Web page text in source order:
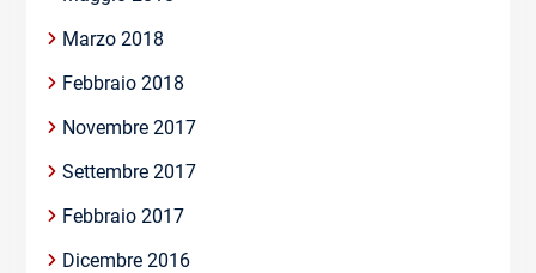
Marzo 2018
Febbraio 2018
Novembre 2017
Settembre 2017
Febbraio 2017
Dicembre 2016